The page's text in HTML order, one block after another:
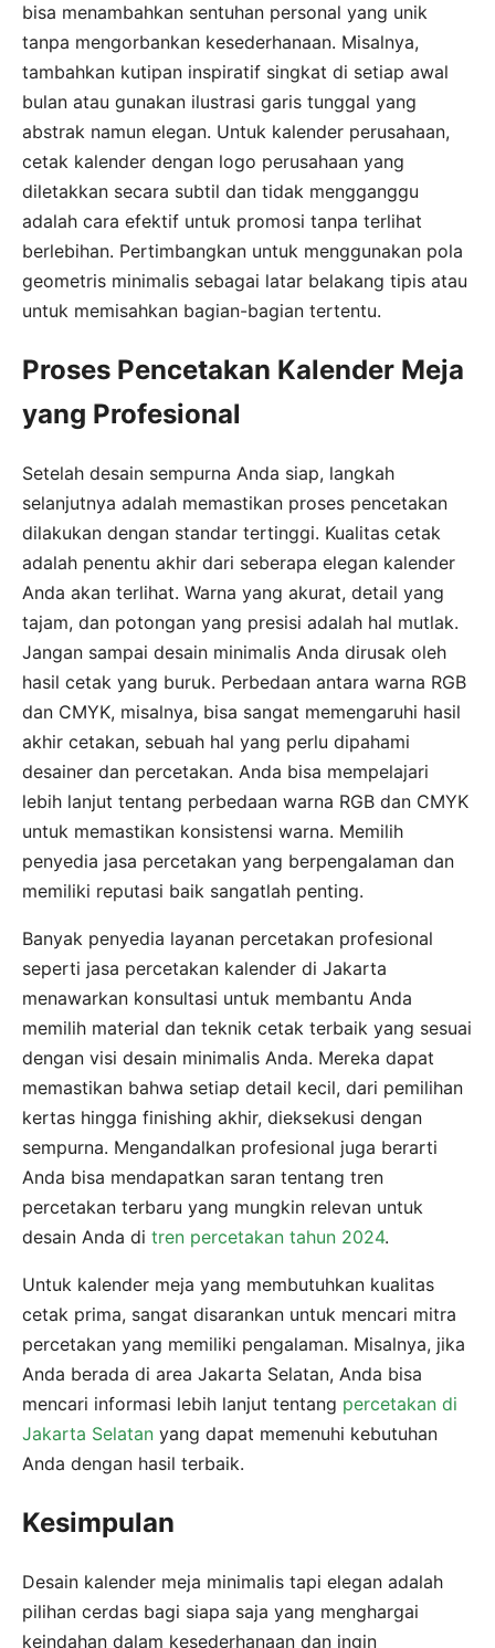
bisa menambahkan sentuhan personal yang unik
tanpa mengorbankan kesederhanaan. Misalnya,
tambahkan kutipan inspiratif singkat di setiap awal
bulan atau gunakan ilustrasi garis tunggal yang
abstrak namun elegan. Untuk kalender perusahaan,
cetak kalender dengan logo perusahaan yang
diletakkan secara subtil dan tidak mengganggu
adalah cara efektif untuk promosi tanpa terlihat
berlebihan. Pertimbangkan untuk menggunakan pola
geometris minimalis sebagai latar belakang tipis atau
untuk memisahkan bagian-bagian tertentu.
Proses Pencetakan Kalender Meja
yang Profesional
Setelah desain sempurna Anda siap, langkah
selanjutnya adalah memastikan proses pencetakan
dilakukan dengan standar tertinggi. Kualitas cetak
adalah penentu akhir dari seberapa elegan kalender
Anda akan terlihat. Warna yang akurat, detail yang
tajam, dan potongan yang presisi adalah hal mutlak.
Jangan sampai desain minimalis Anda dirusak oleh
hasil cetak yang buruk. Perbedaan antara warna RGB
dan CMYK, misalnya, bisa sangat memengaruhi hasil
akhir cetakan, sebuah hal yang perlu dipahami
desainer dan percetakan. Anda bisa mempelajari
lebih lanjut tentang perbedaan warna RGB dan CMYK
untuk memastikan konsistensi warna. Memilih
penyedia jasa percetakan yang berpengalaman dan
memiliki reputasi baik sangatlah penting.
Banyak penyedia layanan percetakan profesional
seperti jasa percetakan kalender di Jakarta
menawarkan konsultasi untuk membantu Anda
memilih material dan teknik cetak terbaik yang sesuai
dengan visi desain minimalis Anda. Mereka dapat
memastikan bahwa setiap detail kecil, dari pemilihan
kertas hingga finishing akhir, dieksekusi dengan
sempurna. Mengandalkan profesional juga berarti
Anda bisa mendapatkan saran tentang tren
percetakan terbaru yang mungkin relevan untuk
desain Anda di tren percetakan tahun 2024.
Untuk kalender meja yang membutuhkan kualitas
cetak prima, sangat disarankan untuk mencari mitra
percetakan yang memiliki pengalaman. Misalnya, jika
Anda berada di area Jakarta Selatan, Anda bisa
mencari informasi lebih lanjut tentang percetakan di
Jakarta Selatan yang dapat memenuhi kebutuhan
Anda dengan hasil terbaik.
Kesimpulan
Desain kalender meja minimalis tapi elegan adalah
pilihan cerdas bagi siapa saja yang menghargai
keindahan dalam kesederhanaan dan ingin